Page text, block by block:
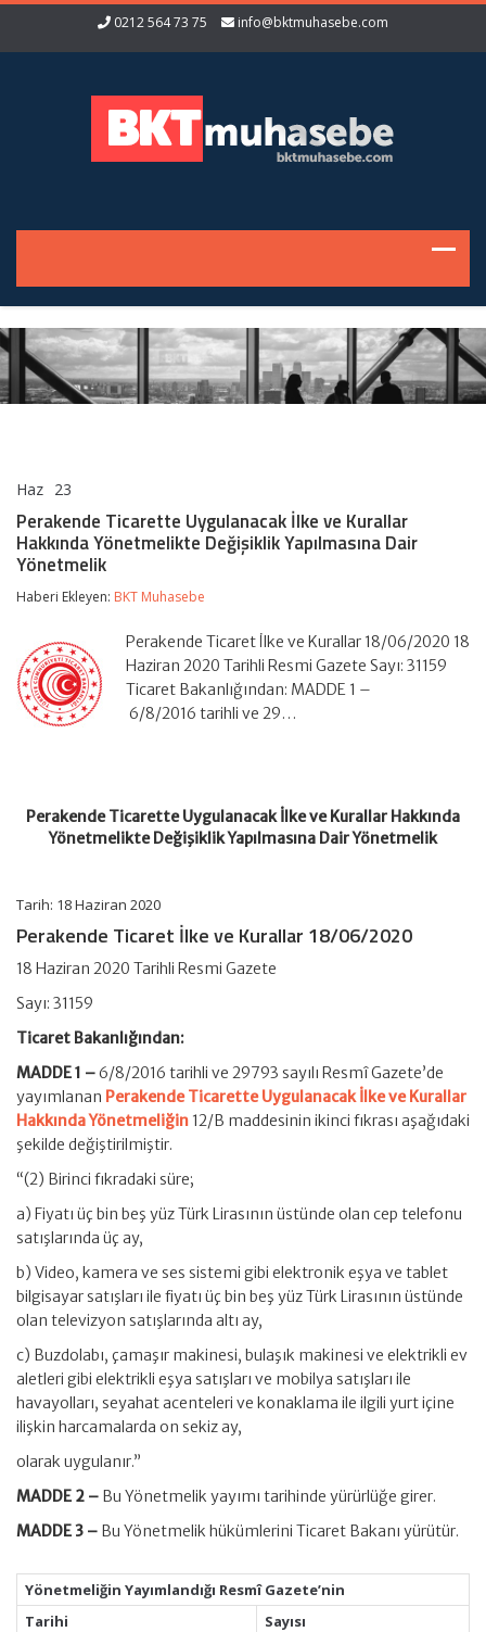
0212 564 73 75 info@bktmuhasebe.com
Haz 23
Uygulanacak
İlke
ve
Hakkında
Değişiklik
Yapılmasına
Dair
Yönetmelik
için
Perakende Ticarette Uygulanacak İlke ve Kurallar
Hakkında Yönetmelikte Değişiklik Yapılmasına Dair
Yönetmelik
Haberi Ekleyen: BKT Muhasebe
Perakende Ticaret İlke ve Kurallar 18/06/2020 18
Haziran 2020 Tarihli Resmi Gazete Sayı: 31159
Ticaret Bakanlığından: MADDE 1 –
6/8/2016 tarihli ve 29…
Perakende Ticarette Uygulanacak İlke ve Kurallar Hakkında
Yönetmelikte Değişiklik Yapılmasına Dair Yönetmelik
Tarih: 18 Haziran 2020
Perakende Ticaret İlke ve Kurallar 18/06/2020
18 Haziran 2020 Tarihli Resmi Gazete
Sayı: 31159
Ticaret Bakanlığından:
MADDE 1 –6/8/2016 tarihli ve 29793 sayılı Resmî Gazete’de
yayımlanan Perakende Ticarette Uygulanacak İlke ve Kurallar
Hakkında Yönetmeliğin 12/B maddesinin ikinci fıkrası aşağıdaki
şekilde değiştirilmiştir.
“(2) Birinci fıkradaki süre;
a) Fiyatı üç bin beş yüz Türk Lirasının üstünde olan cep telefonu
satışlarında üç ay,
b) Video, kamera ve ses sistemi gibi elektronik eşya ve tablet
bilgisayar satışları ile fiyatı üç bin beş yüz Türk Lirasının üstünde
olan televizyon satışlarında altı ay,
c) Buzdolabı, çamaşır makinesi, bulaşık makinesi ve elektrikli ev
aletleri gibi elektrikli eşya satışları ve mobilya satışları ile
havayolları, seyahat acenteleri ve konaklama ile ilgili yurt içine
ilişkin harcamalarda on sekiz ay,
olarak uygulanır.”
MADDE 2 – Bu Yönetmelik yayımı tarihinde yürürlüğe girer.
MADDE 3 – Bu Yönetmelik hükümlerini Ticaret Bakanı yürütür.
Yönetmeliğin Yayımlandığı Resmî Gazete’nin
Tarihi
Sayısı